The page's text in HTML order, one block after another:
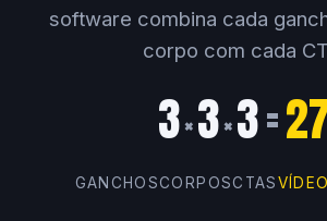
software combina cada
corpo com cada
3×3×3=
GANCHOSCORPOSCTAS